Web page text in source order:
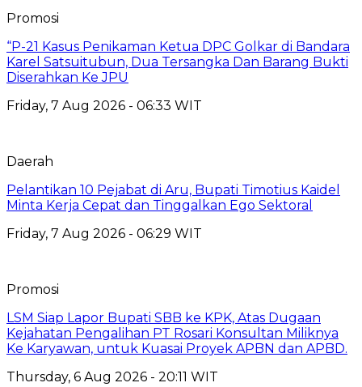
Promosi
“P-21 Kasus Penikaman Ketua DPC Golkar di Bandara
Karel Satsuitubun, Dua Tersangka Dan Barang Bukti
Diserahkan Ke JPU
Friday, 7 Aug 2026 - 06:33 WIT
Daerah
Pelantikan 10 Pejabat di Aru, Bupati Timotius Kaidel
Minta Kerja Cepat dan Tinggalkan Ego Sektoral
Friday, 7 Aug 2026 - 06:29 WIT
Promosi
LSM Siap Lapor Bupati SBB ke KPK, Atas Dugaan
Kejahatan Pengalihan PT Rosari Konsultan Miliknya
Ke Karyawan, untuk Kuasai Proyek APBN dan APBD.
Thursday, 6 Aug 2026 - 20:11 WIT